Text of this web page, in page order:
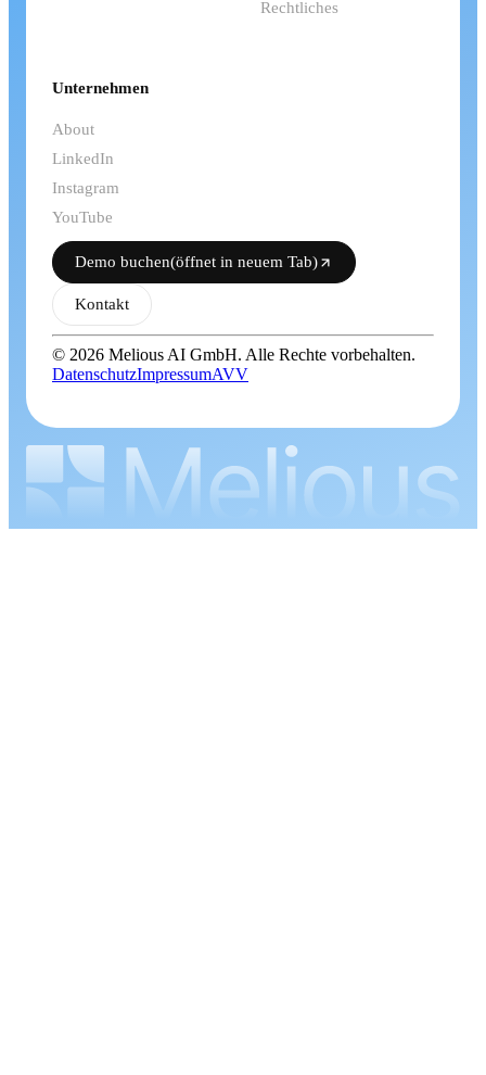
Rechtliches
Unternehmen
About
LinkedIn
Instagram
YouTube
Demo buchen(öffnet in neuem Tab)
Kontakt
© 2026 Melious AI GmbH. Alle Rechte vorbehalten.
DatenschutzImpressumAVV